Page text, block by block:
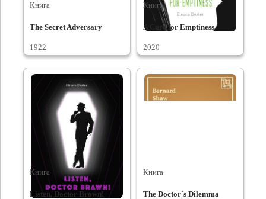
Книга
The Secret Adversary
1922
Книга
A Cure for Emptiness
2020
Книга
Listen, Doctor Brown!
Книга
The Doctor`s Dilemma